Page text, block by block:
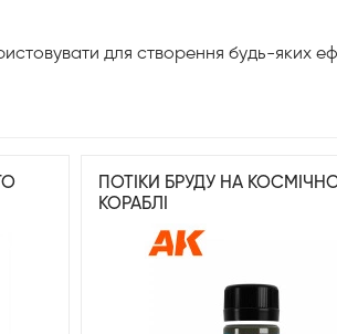
для створення будь-яких
ПОТІКИ БРУДУ НА
КОРАБЛІ